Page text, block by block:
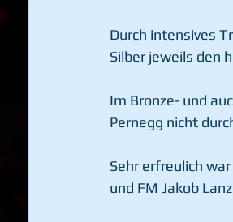
Durch intensives
Silber jeweils den
Im Bronze- und
Pernegg nicht
Sehr erfreulich
und FM Jakob